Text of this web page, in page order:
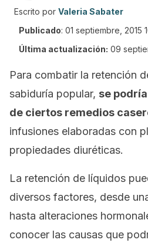
Escrito por Valeria Sabater
Publicado: 01 septiembre, 2015
Última actualización: 09
Para combatir la retención
sabiduría popular, se
de ciertos remedios
infusiones elaboradas con
propiedades diuréticas.
La retención de líquidos
diversos factores, desde
hasta alteraciones
conocer las causas que